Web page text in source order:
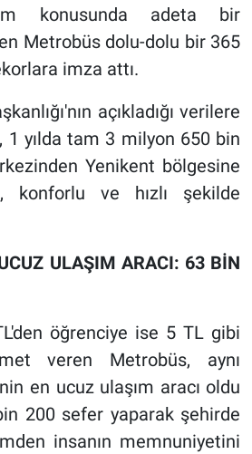
konusunda adeta bir
Metrobüs dolu-dolu bir 365
imza attı.
açıkladığı verilere
1 yılda tam 3 milyon 650 bin
Yenikent bölgesine
konforlu ve hızlı şekilde
ULAŞIM ARACI: 63 BİN
öğrenciye ise 5 TL gibi
veren Metrobüs, aynı
en ucuz ulaşım aracı oldu
200 sefer yaparak şehirde
insanın memnuniyetini